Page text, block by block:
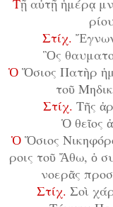
Στίχ. Ἔ
Ὃς θαυμα
ὉὍ­σι­ος Πα­τὴρ
τοῦ
Στίχ. Τῆς ἀ
Ὁ θεῖος
Ὁ Ὅ­σι­ος
ροις τοῦ Ἄ­θω, ὁ
νο­ε­ρᾶς
Στίχ. Σοὶ